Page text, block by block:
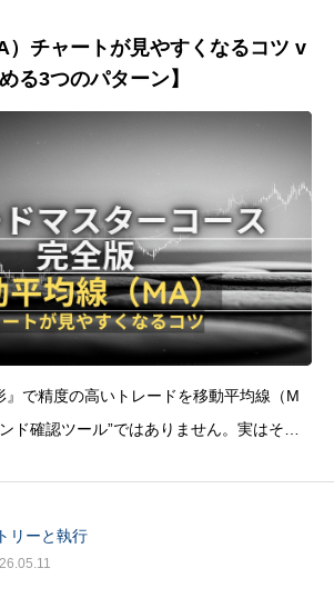
）チャートが見やすくなるコツ v
る3つのパターン】
』で精度の高いトレードを移動平均線（M
ド確認ツール”ではありません。実はその
再現できる形でわかりやすく解説します。
リーと執行